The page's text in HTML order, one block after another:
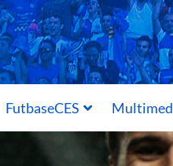
FutbaseCES